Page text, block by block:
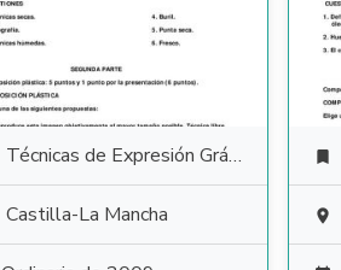
Técnicas de Expresión Gráfico Plástica
Castilla-La Mancha

